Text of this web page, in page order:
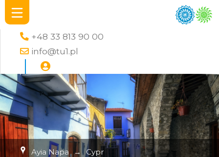
+48 33 813 90 00
info@tu1.pl
Ayia Napa → Cypr